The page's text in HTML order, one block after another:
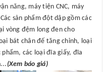
năng, máy tiện CNC, máy
sản phẩm đột dập gồm các
vòng đệm long đen cho
bát chân đế tăng chỉnh, loại
các loại đĩa giấy, đĩa
(Xem báo giá)